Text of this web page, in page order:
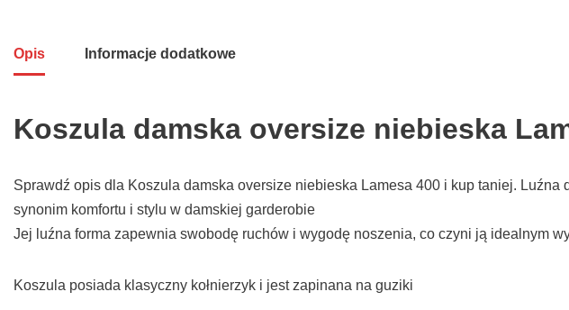
Opis Informacje dodatkowe
Koszula damska oversize niebieska
Sprawdź opis dla Koszula damska oversize niebieska Lamesa 400 i kup taniej.
synonim komfortu i stylu w damskiej garderobie
Jej luźna forma zapewnia swobodę ruchów i wygodę noszenia, co czyni ją idealnym
Koszula posiada klasyczny kołnierzyk i jest zapinana na guziki